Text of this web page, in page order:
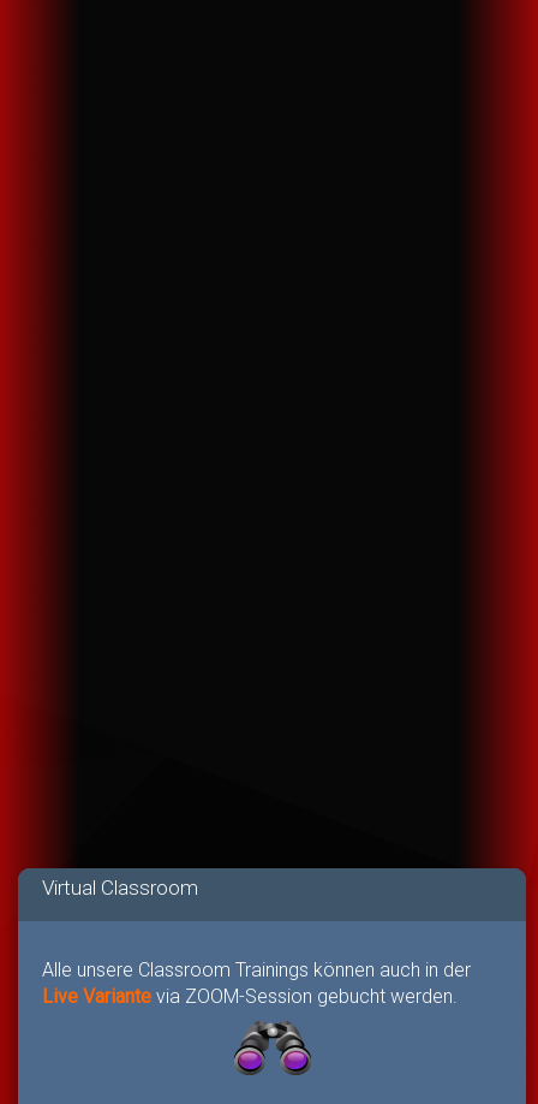
Virtual Classroom
Alle unsere Classroom Trainings können auch in der
Live Variante via ZOOM-Session gebucht werden.